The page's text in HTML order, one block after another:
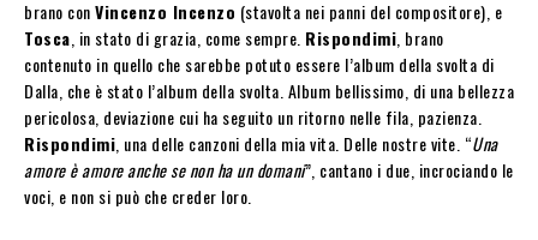
brano conVincenzo Incenzo (stavolta nei panni del compositore), e
Tosca , in stato di grazia, come sempre. Rispondimi , brano
contenuto in quello che sarebbe potuto essere l’album della svolta di
Dalla, che è stato l’album della svolta. Album bellissimo, di una bellezza
pericolosa, deviazione cui ha seguito un ritorno nelle fila, pazienza.
Rispondimi , una delle canzoni della mia vita. Delle nostre vite. “Una
amore è amore anche se non ha un domani”, cantano i due, incrociando le
voci, e non si può che creder loro.